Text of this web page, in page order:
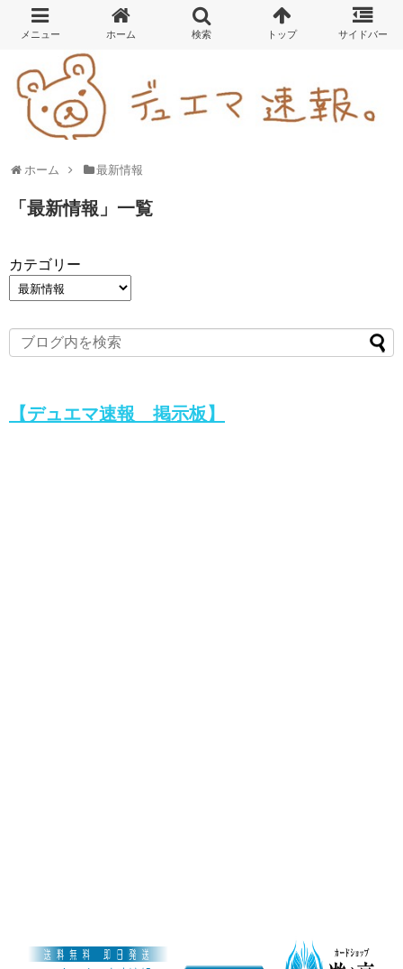
ホーム 最新情報
「 最新情報 」 一覧
カテゴリー
【デュエマ速報 掲示板】